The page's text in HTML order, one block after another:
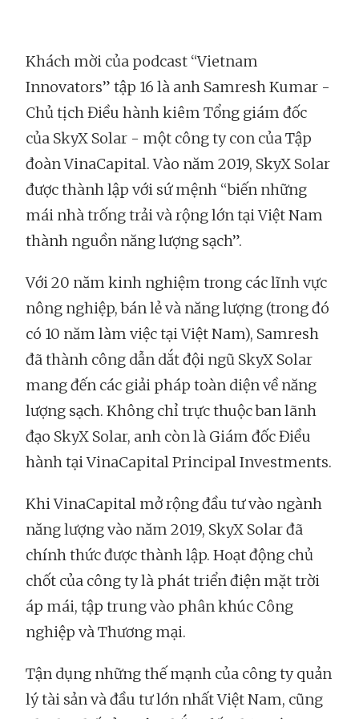
Khách mời của podcast “Vietnam
Innovators” tập 16 là anh Samresh Kumar -
Chủ tịch Điều hành kiêm Tổng giám đốc
của SkyX Solar - một công ty con của Tập
đoàn VinaCapital. Vào năm 2019, SkyX Solar
được thành lập với sứ mệnh “biến những
mái nhà trống trải và rộng lớn tại Việt Nam
thành nguồn năng lượng sạch”.
Với 20 năm kinh nghiệm trong các lĩnh vực
nông nghiệp, bán lẻ và năng lượng (trong đó
có 10 năm làm việc tại Việt Nam), Samresh
đã thành công dẫn dắt đội ngũ SkyX Solar
mang đến các giải pháp toàn diện về năng
lượng sạch. Không chỉ trực thuộc ban lãnh
đạo SkyX Solar, anh còn là Giám đốc Điều
hành tại VinaCapital Principal Investments.
Khi VinaCapital mở rộng đầu tư vào ngành
năng lượng vào năm 2019, SkyX Solar đã
chính thức được thành lập. Hoạt động chủ
chốt của công ty là phát triển điện mặt trời
áp mái, tập trung vào phân khúc Công
nghiệp và Thương mại.
Tận dụng những thế mạnh của công ty quản
lý tài sản và đầu tư lớn nhất Việt Nam, cũng